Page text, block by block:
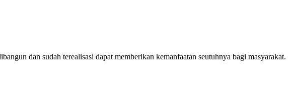
dan sudah terealisasi dapat memberikan kemanfaatan seutuhnya bagi masyarakat.